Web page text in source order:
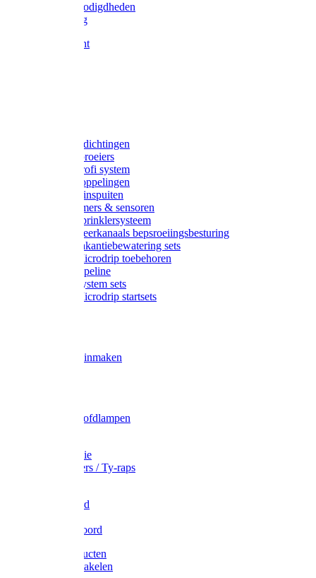
Tyleen benodigdheden
Tyleenslang
Lange bocht
Gardena afdichtingen
Gardena sproeiers
Gardena Profi system
Gardena koppelingen
Gardena tuinspuiten
Gardena timers & sensoren
Gardena Sprinklersysteem
Gardena meerkanaals bepsroeiingsbesturing
Gardena vakantiebewatering sets
Gardena Microdrip toebehoren
Gardena Pipeline
Gardena System sets
Gardena Microdrip startsets
Wecken & inmaken
Zak- & Hoofdlampen
Tape en folie
Kabelbinders / Ty-raps
Metselkoord
Elastisch koord
Afdekproducten
Heffen en takelen